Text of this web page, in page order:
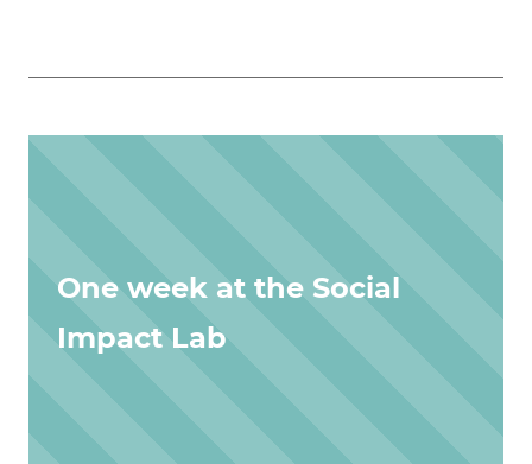
One week at the Social
Impact Lab